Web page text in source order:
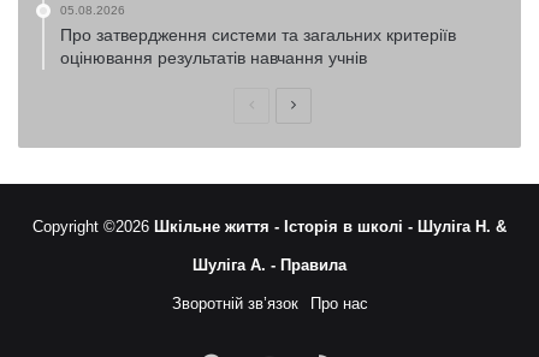
05.08.2026
Про затвердження системи та загальних критеріїв
оцінювання результатів навчання учнів
ПопередняНаступна
Copyright ©2026 Шкільне життя - Історія в школі - Шуліга Н. &
Шуліга А. - Правила
Зворотній зв’язок Про нас